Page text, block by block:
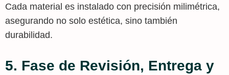
Cada material es instalado con precisión milimétrica,
asegurando no solo estética, sino también
durabilidad.
5. Fase de Revisión, Entrega y